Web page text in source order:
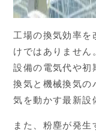
工場の換気効率を
けではありません
設備の電気代や初
換気と機械換気の
気を動かす最新設
また、粉塵が発